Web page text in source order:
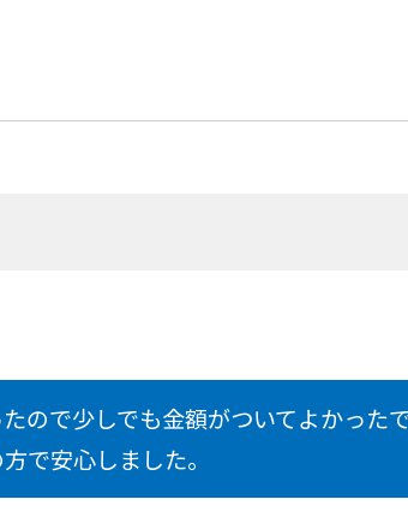
ので少しでも金額がついてよかった
で安心しました。